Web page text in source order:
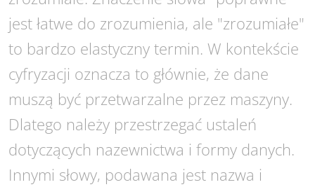
jest łatwe do zrozumienia, ale "zrozumiałe"
to bardzo elastyczny termin. W kontekście
cyfryzacji oznacza to głównie, że dane
muszą być przetwarzalne przez maszyny.
Dlatego należy przestrzegać ustaleń
dotyczących nazewnictwa i formy danych.
Innymi słowy, podawana jest nazwa i